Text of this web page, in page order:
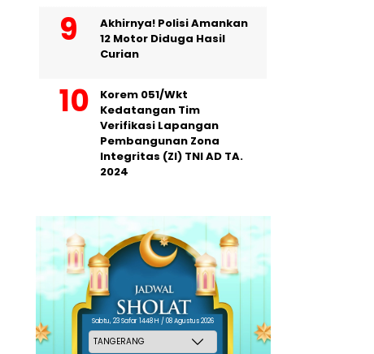
Akhirnya! Polisi Amankan
12 Motor Diduga Hasil
Curian
Korem 051/Wkt
Kedatangan Tim
Verifikasi Lapangan
Pembangunan Zona
Integritas (ZI) TNI AD TA.
2024
Sabtu, 23 Safar 1448 H / 08 Agustus 2026